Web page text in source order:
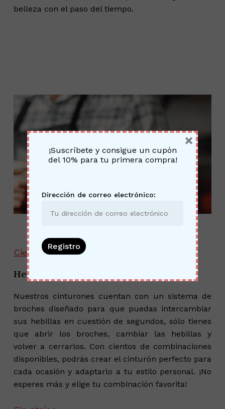
No hay productos en el
belleza con el paso del tiempo.
Cientos de combinaciones
Hebillas intercambiables
Nuestros cinturones cuentan con un sistema de
broches diseñado para que puedas intercambiar
sus hebillas en cuestión de segundos, sólo tienes
que abrir los broches, cambiar las hebillas y
volver a cerrarlos. Con cientos de combinaciones
disponibles, podrás crear el cinturón perfecto para
cada ocasión y adaptarlo a tu estilo personal. ¡No
esperes más y elige tu combinación favorita!
¡Suscríbete y consigue un cupón
del 10% para tu primera compra!
Dirección de correo electrónico:
×